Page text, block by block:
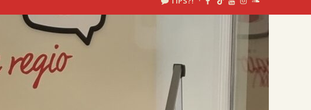
uur 1 van 2
Volgend uur